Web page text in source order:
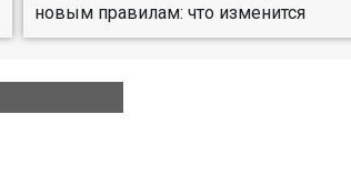
новым правилам: что изменится